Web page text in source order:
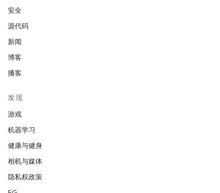
安全
源代码
新闻
博客
播客
发现
游戏
机器学习
健康与健身
相机与媒体
隐私权政策